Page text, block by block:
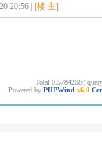
20:56 | [楼 主]
Total 0.578420(s)
Powered by PHPWind v6.0